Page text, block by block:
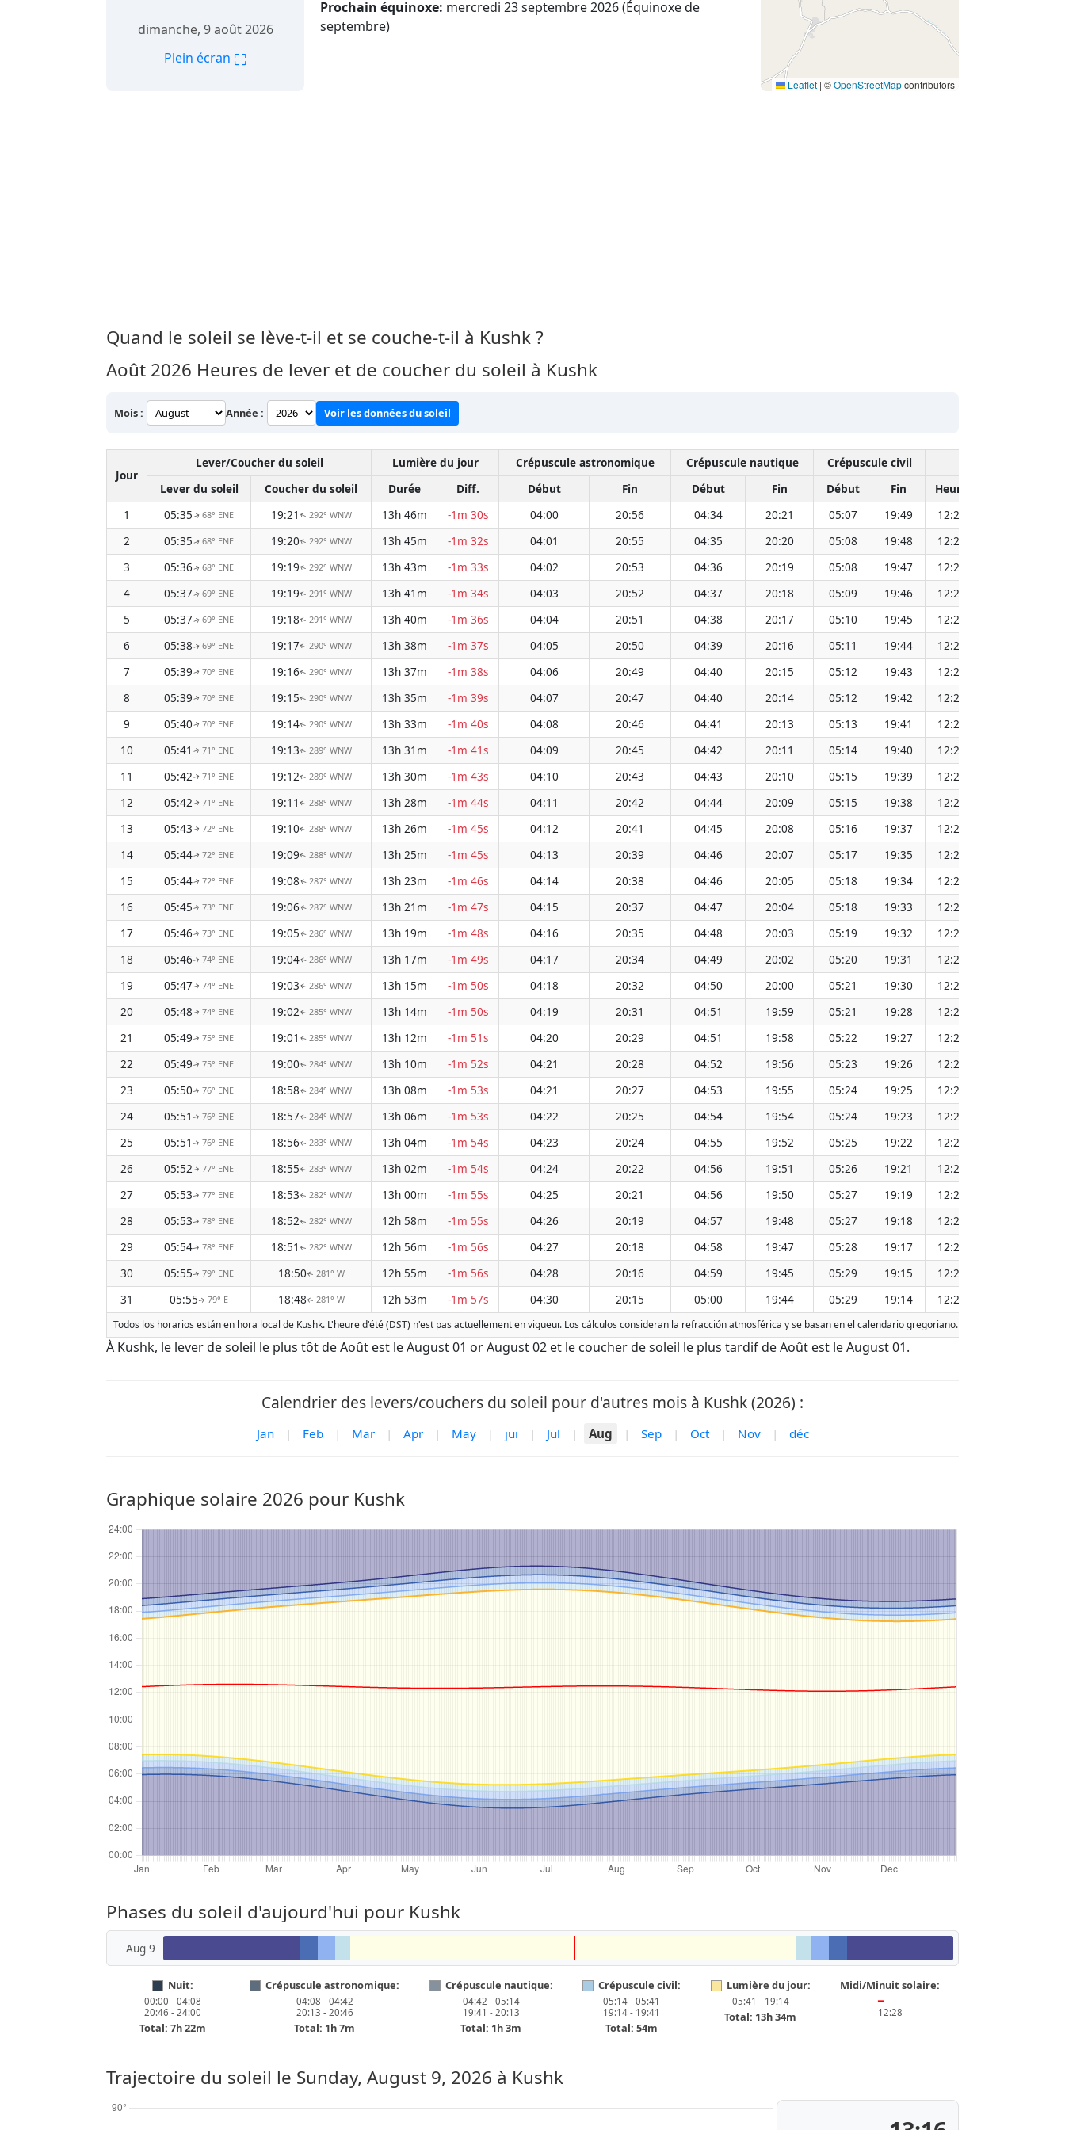
dimanche, 9 août 2026
Plein écran ⛶
Prochain équinoxe: mercredi 23 septembre 2026 (Équinoxe de
septembre)
Leaflet | ©OpenStreetMapcontributors
Quand le soleil se lève-t-il et se couche-t-il à Kushk ?
Août 2026 Heures de lever et de coucher du soleil à Kushk
Mois : Année : Voir les données du soleil
Jour
Lever/Coucher du soleil Lumière du jour Crépuscule astronomique Crépuscule nautique Crépuscule civil
Lever du soleil
Coucher du soleil Durée Diff. Début Fin Début Fin Début Fin Heure
1
05:35↑68° ENE 19:21 ↑ 292° WNW 13h 46m -1m 30s 04:00 20:56 04:34 20:21 05:07 19:49 12:28
2
05:35↑68° ENE 19:20↑ 292° WNW 13h 45m -1m 32s 04:01 20:55 04:35 20:20 05:08 19:48 12:28
3
05:36↑68° ENE 19:19↑ 292° WNW 13h 43m -1m 33s 04:02 20:53 04:36 20:19 05:08 19:47 12:28
4
05:37↑69° ENE 19:19↑ 291° WNW 13h 41m -1m 34s 04:03 20:52 04:37 20:18 05:09 19:46 12:28
5
05:37↑69° ENE 19:18↑ 291° WNW 13h 40m -1m 36s 04:04 20:51 04:38 20:17 05:10 19:45 12:28
6
05:38↑69° ENE 19:17↑ 290° WNW 13h 38m -1m 37s 04:05 20:50 04:39 20:16 05:11 19:44 12:28
7
05:39↑70° ENE 19:16↑ 290° WNW 13h 37m -1m 38s 04:06 20:49 04:40 20:15 05:12 19:43 12:28
8
05:39↑70° ENE 19:15↑ 290° WNW 13h 35m -1m 39s 04:07 20:47 04:40 20:14 05:12 19:42 12:27
9
05:40↑70° ENE 19:14↑ 290° WNW 13h 33m -1m 40s 04:08 20:46 04:41 20:13 05:13 19:41 12:27
10
05:41 ↑71° ENE 19:13↑ 289° WNW 13h 31m -1m 41s 04:09 20:45 04:42 20:11 05:14 19:40 12:27
11
05:42↑71° ENE 19:12↑ 289° WNW 13h 30m -1m 43s 04:10 20:43 04:43 20:10 05:15 19:39 12:27
12
05:42↑71° ENE 19:11 ↑ 288° WNW 13h 28m -1m 44s 04:11 20:42 04:44 20:09 05:15 19:38 12:27
13
05:43↑72° ENE 19:10↑ 288° WNW 13h 26m -1m 45s 04:12 20:41 04:45 20:08 05:16 19:37 12:27
14
05:44↑72° ENE 19:09↑ 288° WNW 13h 25m -1m 45s 04:13 20:39 04:46 20:07 05:17 19:35 12:26
15
05:44↑72° ENE 19:08↑ 287° WNW 13h 23m -1m 46s 04:14 20:38 04:46 20:05 05:18 19:34 12:26
16
05:45↑73° ENE 19:06↑ 287° WNW 13h 21m -1m 47s 04:15 20:37 04:47 20:04 05:18 19:33 12:26
17
05:46↑73° ENE 19:05↑ 286° WNW 13h 19m -1m 48s 04:16 20:35 04:48 20:03 05:19 19:32 12:26
18
05:46↑ 74° ENE 19:04↑ 286° WNW 13h 17m -1m 49s 04:17 20:34 04:49 20:02 05:20 19:31 12:26
19
05:47↑ 74° ENE 19:03↑ 286° WNW 13h 15m -1m 50s 04:18 20:32 04:50 20:00 05:21 19:30 12:25
20
05:48↑ 74° ENE 19:02↑ 285° WNW 13h 14m -1m 50s 04:19 20:31 04:51 19:59 05:21 19:28 12:25
21
05:49↑ 75° ENE 19:01 ↑ 285° WNW 13h 12m -1m 51s 04:20 20:29 04:51 19:58 05:22 19:27 12:25
22
05:49↑ 75° ENE 19:00↑ 284° WNW 13h 10m -1m 52s 04:21 20:28 04:52 19:56 05:23 19:26 12:25
23
05:50↑ 76° ENE 18:58↑ 284° WNW 13h 08m -1m 53s 04:21 20:27 04:53 19:55 05:24 19:25 12:24
24
05:51 ↑ 76° ENE 18:57↑ 284° WNW 13h 06m -1m 53s 04:22 20:25 04:54 19:54 05:24 19:23 12:24
25
05:51 ↑ 76° ENE 18:56↑ 283° WNW 13h 04m -1m 54s 04:23 20:24 04:55 19:52 05:25 19:22 12:24
26
05:52↑ 77° ENE 18:55↑ 283° WNW 13h 02m -1m 54s 04:24 20:22 04:56 19:51 05:26 19:21 12:24
27
05:53↑ 77° ENE 18:53↑ 282° WNW 13h 00m -1m 55s 04:25 20:21 04:56 19:50 05:27 19:19 12:23
28
05:53↑ 78° ENE 18:52↑ 282° WNW 12h 58m -1m 55s 04:26 20:19 04:57 19:48 05:27 19:18 12:23
29
05:54↑ 78° ENE 18:51 ↑ 282° WNW 12h 56m -1m 56s 04:27 20:18 04:58 19:47 05:28 19:17 12:23
30
05:55↑ 79° ENE 18:50↑ 281° W 12h 55m -1m 56s 04:28 20:16 04:59 19:45 05:29 19:15 12:22
31
05:55↑ 79° E 18:48↑ 281° W 12h 53m -1m 57s 04:30 20:15 05:00 19:44 05:29 19:14 12:22
Todos los horarios están en hora local de Kushk. L'heure d'été (DST) n'est pas actuellement en vigueur. Los cálculos consideran la refracción atmosférica y se basan en el calendario gregoriano. La fecha de hoy está
À Kushk, le lever de soleil le plus tôt de Août est le August 01 or August 02 et le coucher de soleil le plus tardif de Août est le August 01.
Calendrier des levers/couchers du soleil pour d'autres mois à Kushk (2026) :
Jan | Feb | Mar | Apr | May | jui | Jul | Aug | Sep | Oct | Nov | déc
Graphique solaire 2026 pour Kushk
Phases du soleil d'aujourd'hui pour Kushk
Aug 9
Nuit:
00:00 - 04:08
20:46 - 24:00
Total: 7h 22m
Crépuscule astronomique:
04:08 - 04:42
20:13 - 20:46
Total: 1h 7m
Crépuscule nautique:
04:42 - 05:14
19:41 - 20:13
Total: 1h 3m
Crépuscule civil:
05:14 - 05:41
19:14 - 19:41
Total: 54m
Lumière du jour:
05:41 - 19:14
Total: 13h 34m
Midi/Minuit solaire:
━
12:28
Trajectoire du soleil le Sunday, August 9, 2026 à Kushk